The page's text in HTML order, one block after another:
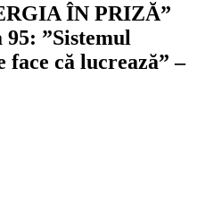
ÎN PRIZĂ”
”Sistemul
face că lucrează” –